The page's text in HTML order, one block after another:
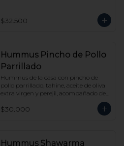
$32.500
Hummus Pincho de Pollo
Parrillado
Hummus de la casa con pincho de
pollo parrillado, tahine, aceite de oliva
extra virgen y perejil, acompañado de
$30.000
Hummus Shawarma